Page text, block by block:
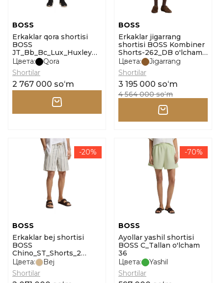
BOSS
Erkaklar qora shortisi
BOSS
JT_Bb_Bc_Lux_Huxley
o'lcham m
Цвета:
Qora
Shortilar
2 767 000 soʻm
BOSS
Erkaklar jigarrang
shortisi BOSS Kombiner
Shorts-262_DB o'lcham
50
Цвета:
Jigarrang
Shortilar
3 195 000 soʻm
4 564 000 soʻm
-20%
BOSS
Erkaklar bej shortisi
BOSS
Chino_ST_Shorts_2
o'lcham 33
Цвета:
Bej
Shortilar
-70%
BOSS
Ayollar yashil shortisi
BOSS C_Tallan o'lcham
36
Цвета:
Yashil
Shortilar